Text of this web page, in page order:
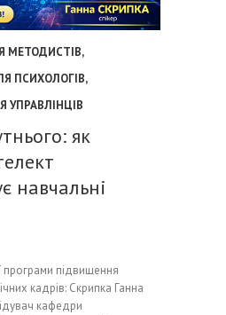
МЕТОДИСТІВ,
ПСИХОЛОГІВ,
УПРАВЛІНЦІВ
як
навчальні
програми підвищення
кадрів: Скрипка Ганна
кафедри